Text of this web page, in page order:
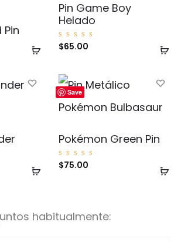
Añadir
carrito
Pin
Pin Game Boy
Helado
Valorad
o con
$65.00
Añadir
Save
Pokémon Green Pin
Valorad
o con
$75.00
habitualmente: